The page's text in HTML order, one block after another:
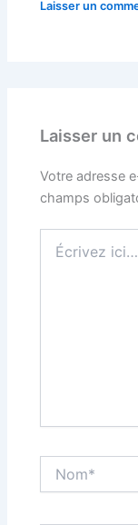
Laisser un
Laisser un
Votre adresse
champs
ici…